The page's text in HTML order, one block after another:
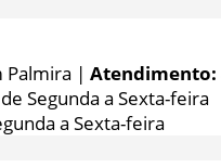
Palmira | Atendimento:
Segunda a Sexta-feira
a Sexta-feira